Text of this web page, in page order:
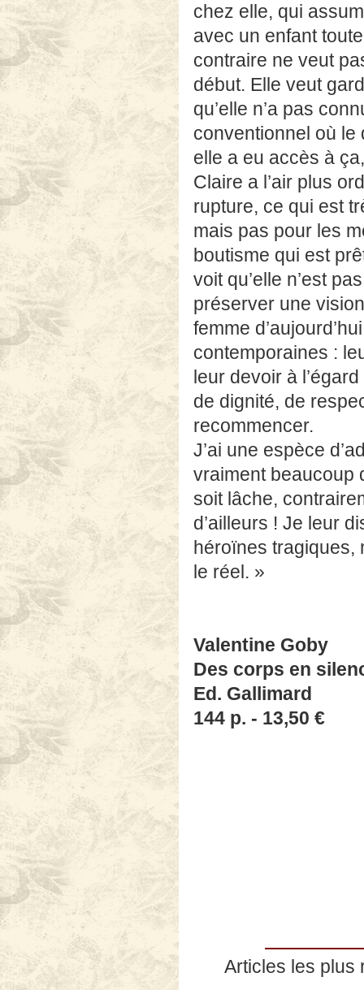
chez elle, qui
avec un enfant
contraire ne veut
début. Elle veut
qu’elle n’a pas
conventionnel où le
elle a eu accès à
Claire a l’air plus
rupture, ce qui est
mais pas pour les
boutisme qui est
voit qu’elle n’est
préserver une
femme
contemporaines :
leur devoir à
de dignité, de
recommencer.
J’ai une espèce
vraiment beaucoup
soit lâche,
d’ailleurs ! Je leur
héroïnes tragiques,
le réel. »
Valentine Goby
Des corps en
Ed. Gallimard
144 p. - 13,50 €
Articles les plus